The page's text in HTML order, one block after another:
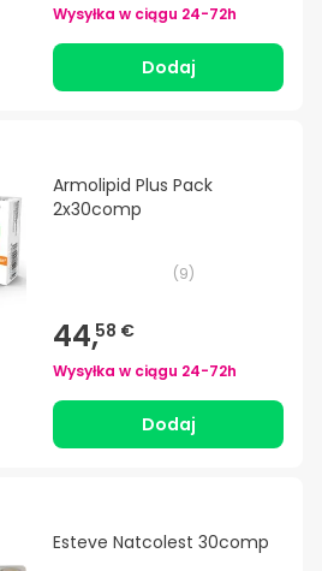
Wysyłka w ciągu 24-72h
Dodaj
Armolipid Plus Pack
2x30comp
(9)
44,58 €
Wysyłka w ciągu 24-72h
Dodaj
Esteve Natcolest 30comp